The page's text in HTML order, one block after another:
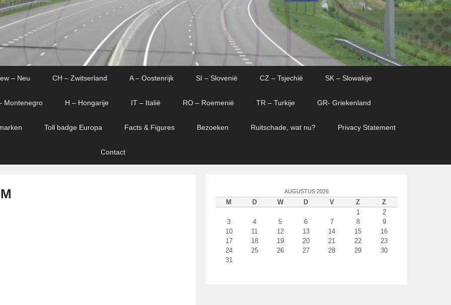
– Neu CH – Zwitserland A – Oostenrijk SI – Slovenië CZ – Tsjechië SK – Slowakije
Montenegro H – Hongarije IT – Italië RO – Roemenië TR – Turkije GR- Griekenland
Toll badge Europa Facts & Figures Bezoeken Ruitschade, wat nu? Privacy Statement
Contact
AUGUSTUS 2026
M D W D V Z
Z
1
2
3
4 5 6 7 8
9
10
11 12 13 14 15
16
17
18 19 20 21 22
23
24
25 26 27 28 29
30
31